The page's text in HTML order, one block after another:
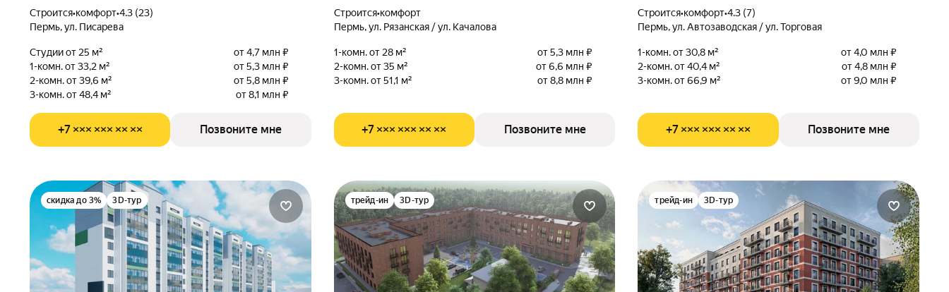
Строится•комфорт•4.3 (23)
Пермь, ул. Писарева
Студии от 25 м²
от 4,7 млн ₽
1-комн. от 33,2 м²
от 5,3 млн ₽
2-комн. от 39,6 м²
от 5,8 млн ₽
3-комн. от 48,4 м²
от 8,1 млн ₽
+7 ××× ××× ×× ×× Позвоните мне
Строится•комфорт
Пермь, ул. Рязанская / ул. Качалова
1-комн. от 28 м²
от 5,3 млн ₽
2-комн. от 35 м²
от 6,6 млн ₽
3-комн. от 51,1 м²
от 8,8 млн ₽
+7 ××× ××× ×× ×× Позвоните мне
Строится•комфорт•4.3 (7)
Пермь, ул. Автозаводская / ул. Торговая
1-комн. от 30,8 м²
от 4,0 млн ₽
2-комн. от 40,4 м²
от 4,8 млн ₽
3-комн. от 66,9 м²
от 9,0 млн ₽
+7 ××× ××× ×× ×× Позвоните мне
скидка до 3% 3D-тур трейд-ин 3D-тур трейд-ин 3D-тур